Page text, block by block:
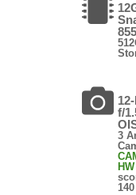
f/
3
HW
140